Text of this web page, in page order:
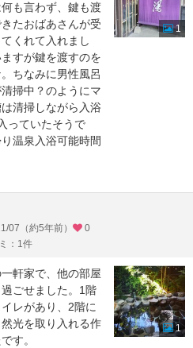
も言わず、鍵も渡
たおばあさんが受
くれて入れまし
すが鍵を渡すのを
ちなみに男性風呂
掃中？のようにマ
清掃しながら入浴
っていたそうで
温泉入浴可能時間
1
07（約5年前）
0
：1件
軒家で、他の部屋
ごせました。1階
レがあり、2階に
光を取り入れる作
す。
1